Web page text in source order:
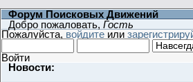
Форум Поисковых Движений
Добро пожаловать, Гость
Пожалуйста, войдите или
Войти
Новости: